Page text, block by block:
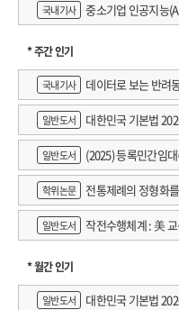
국내기사
중소기업 인공지능
* 주간 인기
국내기사
데이터로 보는 반려
일반도서 대한민국 기본법
일반도서 (2025) 등록민간임
학위논문 전통제례의 정형화
일반도서 작전수행체계 : 美
* 월간 인기
일반도서
대한민국 기본법